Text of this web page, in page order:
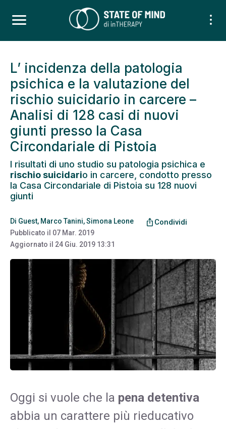
L’ incidenza della patologia
psichica e la valutazione del
rischio suicidario in carcere –
Analisi di 128 casi di nuovi
giunti presso la Casa
Circondariale di Pistoia
I risultati di uno studio su patologia psichica e
rischio suicidario in carcere, condotto presso
la Casa Circondariale di Pistoia su 128 nuovi
giunti
Di Guest, Marco Tanini,Simona Leone
Pubblicato il 07 Mar. 2019
Aggiornato il 24 Giu. 2019 13:31
ios_share Condividi
Oggi si vuole che la pena detentiva
abbia un carattere più rieducativo